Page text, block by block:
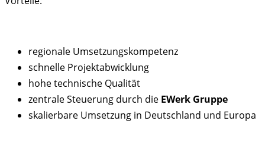
regionale Umsetzungskompetenz
schnelle Projektabwicklung
hohe technische Qualität
zentrale Steuerung durch die EWerk Gruppe
skalierbare Umsetzung in Deutschland und Europa